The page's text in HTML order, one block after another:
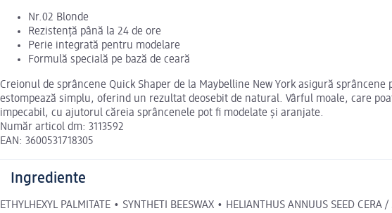
Nr.02 Blonde
Rezistență până la 24 de ore
Perie integrată pentru modelare
Formulă specială pe bază de ceară
Creionul de sprâncene Quick Shaper de la Maybelline New York asigură
estompează simplu, oferind un rezultat deosebit de natural. Vârful moale, care
impecabil, cu ajutorul căreia sprâncenele pot fi modelate și aranjate.
Număr articol dm: 3113592
EAN: 3600531718305
Ingrediente
ETHYLHEXYL PALMITATE • SYNTHETI BEESWAX • HELIANTHUS ANNUUS SEED